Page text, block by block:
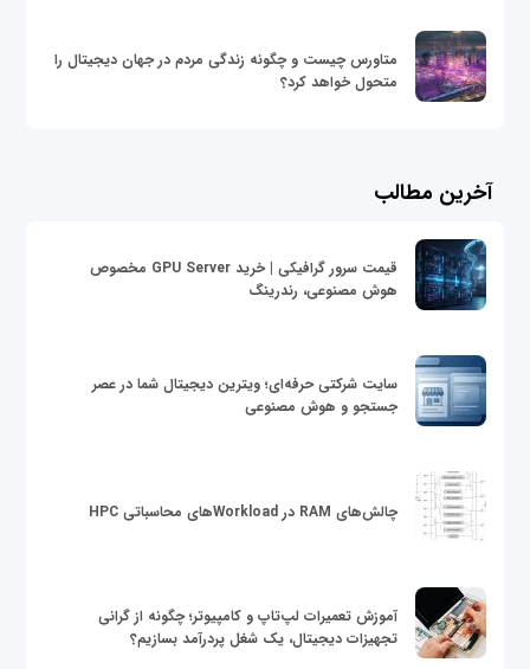
متاورس چیست و چگونه زندگی مردم در جهان دیجیتال را
متحول خواهد کرد؟
آخرین مطالب
قیمت سرور گرافیکی | خرید GPU Server مخصوص
هوش مصنوعی، رندرینگ
سایت شرکتی حرفه‌ای؛ ویترین دیجیتال شما در عصر
جستجو و هوش مصنوعی
چالش‌های RAM در Workloadهای محاسباتی HPC
آموزش تعمیرات لپ‌تاپ و کامپیوتر؛ چگونه از گرانی
تجهیزات دیجیتال، یک شغل پردرآمد بسازیم؟